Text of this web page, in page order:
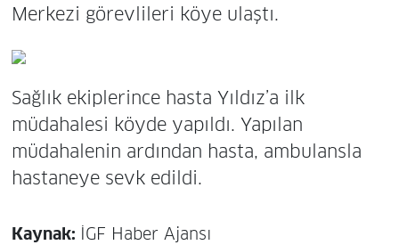
Merkezi görevlileri köye ulaştı.
Sağlık ekiplerince hasta Yıldız’a ilk
müdahalesi köyde yapıldı. Yapılan
müdahalenin ardından hasta, ambulansla
hastaneye sevk edildi.
Kaynak: İGF Haber Ajansı